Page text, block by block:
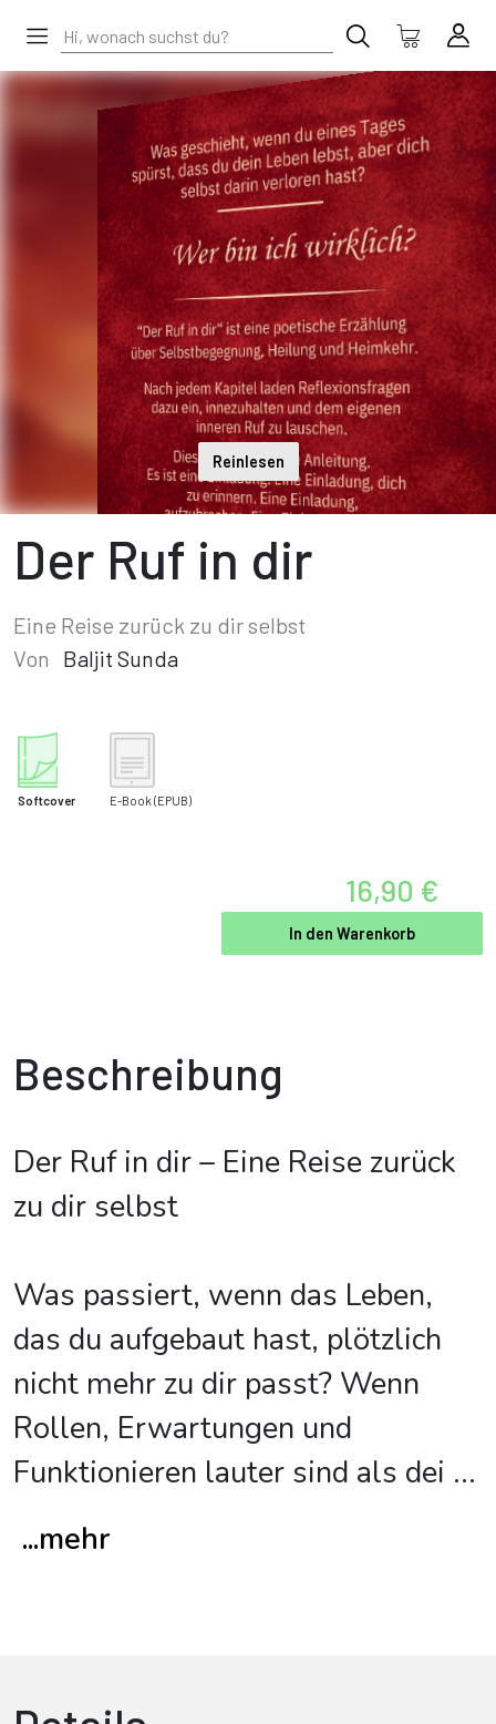
Reinlesen
Der Ruf in dir
Eine Reise zurück zu dir selbst
Von
Baljit Sunda
Softcover E-Book (EPUB)
16,90 €
In den Warenkorb
Beschreibung
Der Ruf in dir – Eine Reise zurück
zu dir selbst
Was passiert, wenn das Leben,
das du aufgebaut hast, plötzlich
nicht mehr zu dir passt? Wenn
Rollen, Erwartungen und
Funktionieren lauter sind als dei ...
...mehr